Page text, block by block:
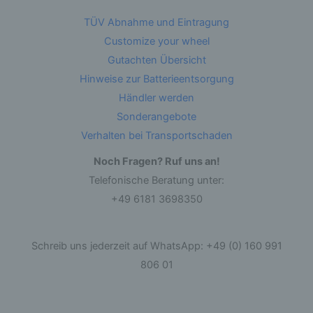
TÜV Abnahme und Eintragung
Customize your wheel
Gutachten Übersicht
Hinweise zur Batterieentsorgung
Händler werden
Sonderangebote
Verhalten bei Transportschaden
Noch Fragen? Ruf uns an!
Telefonische Beratung unter:
+49 6181 3698350
Schreib uns jederzeit auf WhatsApp: +49 (0) 160 991
806 01
Betroffene Person ist jede identifizierte oder
identifizierbare natürliche Person, deren
personenbezogene Daten von dem für die
Verarbeitung Verantwortlichen verarbeitet
c) Verarbeitung
Verarbeitung ist jeder mit oder ohne Hilfe
automatisierter Verfahren ausgeführte Vorgang
Zusammenhang mit personenbezogenen Daten
wie das Erheben, das Erfassen, die
Organisation, das Ordnen, die Speicherung, die
Anpassung oder Veränderung, das Auslesen,
oder die Verknüpfung, die Einschränkung, das
Löschen oder die Vernichtung.